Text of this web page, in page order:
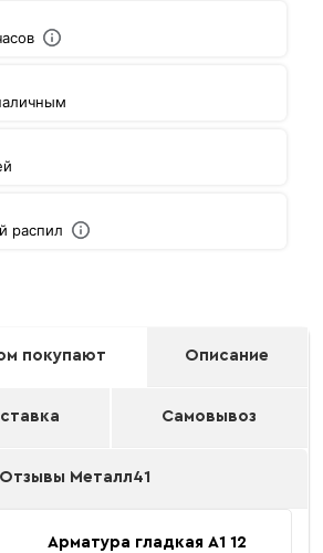
распил
покупают Описание
Самовывоз
Отзывы Металл41
Арматура гладкая А1 12